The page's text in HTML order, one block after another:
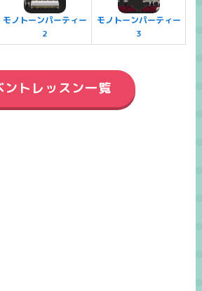
モノトーンパーティー
2
モノトーンパーティー
3
ントレッスン一覧